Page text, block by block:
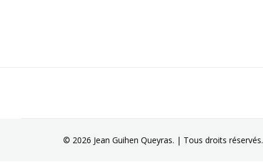
© 2026 Jean Guihen Queyras. | Tous droits réservés.